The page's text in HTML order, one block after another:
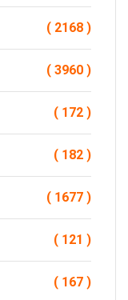
( 2168 )
( 3960 )
( 172 )
( 182 )
( 1677 )
( 121 )
( 167 )